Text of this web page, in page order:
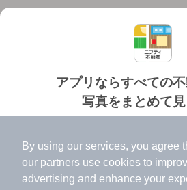
By using our services, you agree
our partners use cookies to
advertising and enhance your
アプリならすべての
写真をまとめて
✔️
高速表示で似た物件も
✔️
便利な通知機能も充実
個人情報保護ポリシー